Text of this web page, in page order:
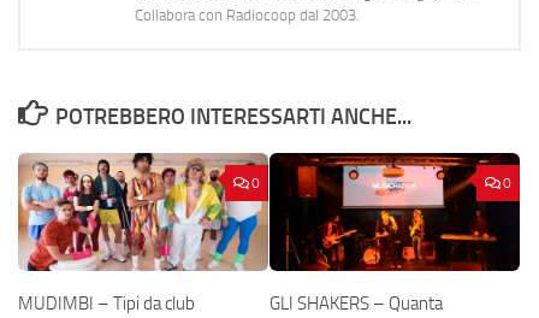
Collabora con Radiocoop dal 2003.
POTREBBERO INTERESSARTI ANCHE...
0
MUDIMBI – Tipi da club
0
GLI SHAKERS – Quanta